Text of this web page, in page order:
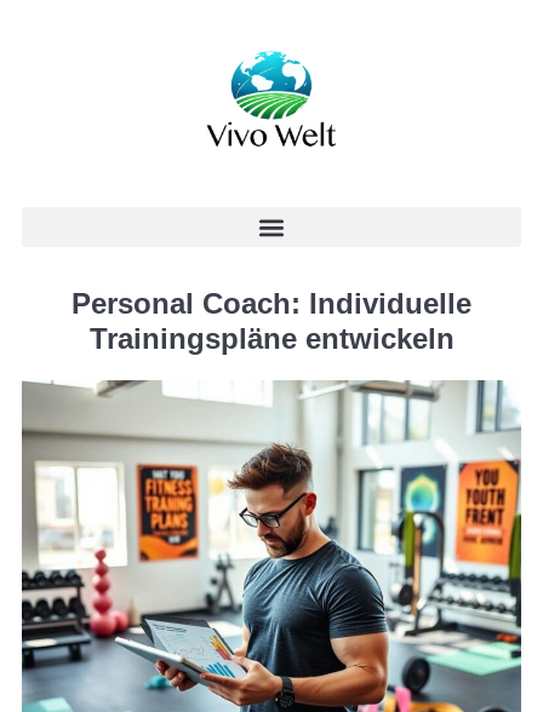
Personal Coach: Individuelle
Trainingspläne entwickeln